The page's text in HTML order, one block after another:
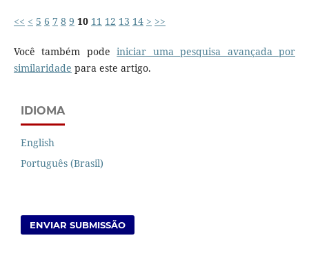
<< < 5 6 7 8 9 10 11 12 13 14 > >>
Você também podeiniciar uma pesquisa avançada por
similaridade para este artigo.
IDIOMA
English
Português (Brasil)
ENVIAR SUBMISSÃO